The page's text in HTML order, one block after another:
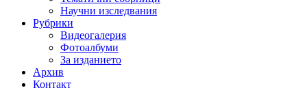
Научни изследвания
Рубрики
Видеогалерия
Фотоалбуми
За изданието
Архив
Контакт